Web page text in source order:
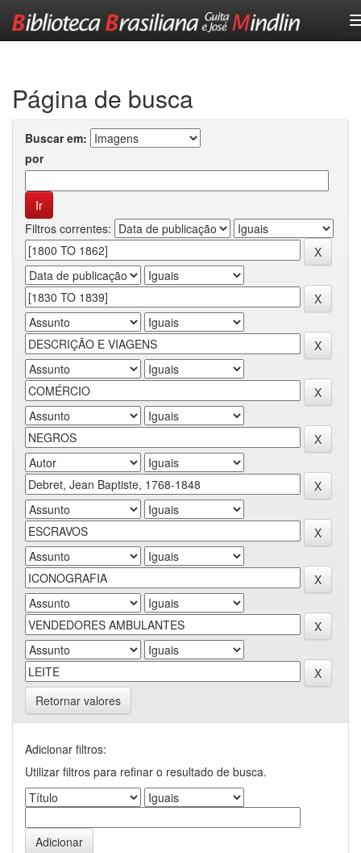
Página de busca
Buscar em:
por
Filtros correntes:
Retornar valores
Adicionar filtros:
Utilizar filtros para refinar o resultado de busca.